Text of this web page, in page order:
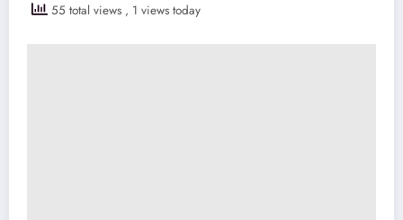
55 total views , 1 views today